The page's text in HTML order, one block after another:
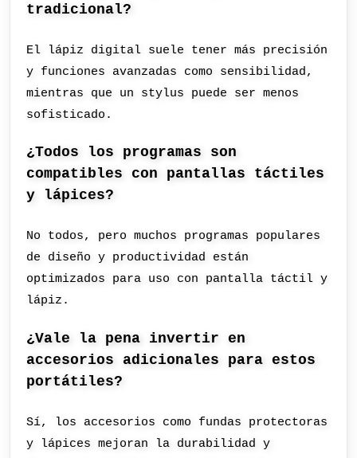
tradicional?
El lápiz digital suele tener más precisión
y funciones avanzadas como sensibilidad,
mientras que un stylus puede ser menos
sofisticado.
¿Todos los programas son
compatibles con pantallas táctiles
y lápices?
No todos, pero muchos programas populares
de diseño y productividad están
optimizados para uso con pantalla táctil y
lápiz.
¿Vale la pena invertir en
accesorios adicionales para estos
portátiles?
Sí, los accesorios como fundas protectoras
y lápices mejoran la durabilidad y